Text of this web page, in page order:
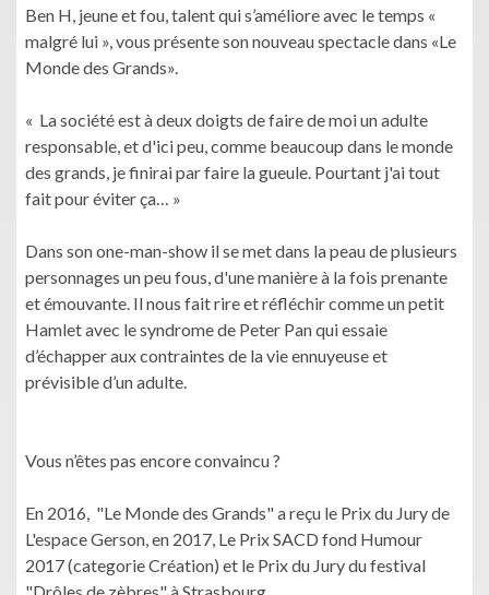
Ben H, jeune et fou, talent qui s’améliore avec le temps «
malgré lui », vous présente son nouveau spectacle dans «Le
Monde des Grands».
« La société est à deux doigts de faire de moi un adulte
responsable, et d'ici peu, comme beaucoup dans le monde
des grands, je finirai par faire la gueule. Pourtant j'ai tout
fait pour éviter ça… »
Dans son one-man-show il se met dans la peau de plusieurs
personnages un peu fous, d'une manière à la fois prenante
et émouvante. Il nous fait rire et réfléchir comme un petit
Hamlet avec le syndrome de Peter Pan qui essaie
d’échapper aux contraintes de la vie ennuyeuse et
prévisible d’un adulte.
Vous n’êtes pas encore convaincu ?
En 2016, "Le Monde des Grands" a reçu le Prix du Jury de
L'espace Gerson, en 2017, Le Prix SACD fond Humour
2017 (categorie Création) et le Prix du Jury du festival